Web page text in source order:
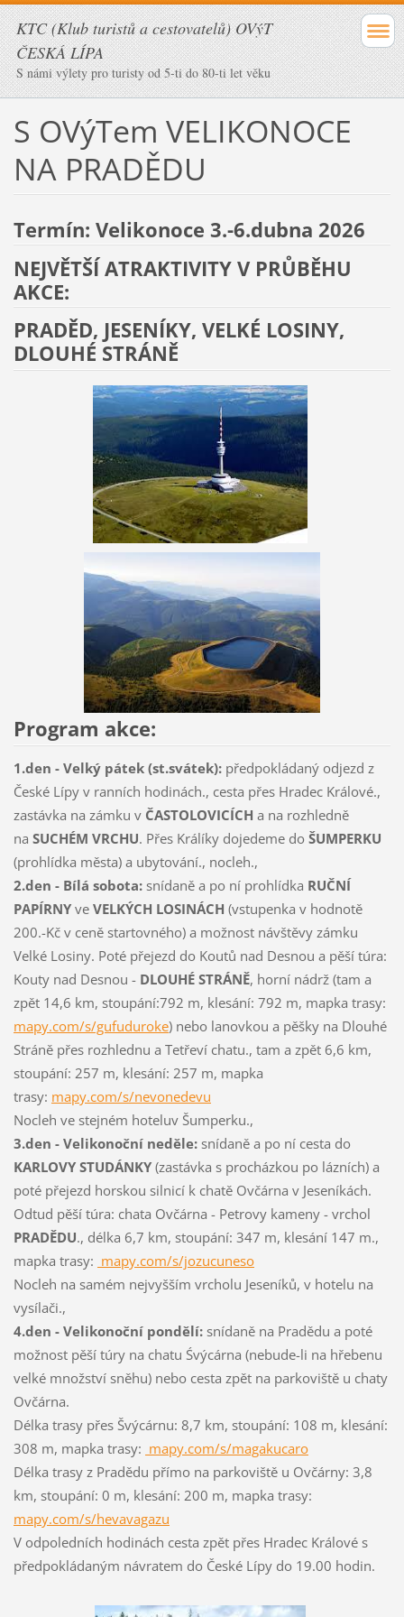
KTC (Klub turistů a cestovatelů) OVýT
ČESKÁ LÍPA
S námi výlety pro turisty od 5-ti do 80-ti let věku
S OVýTem VELIKONOCE
NA PRADĚDU
Termín: Velikonoce 3.-6.dubna 2026
NEJVĚTŠÍ ATRAKTIVITY V PRŮBĚHU
AKCE:
PRADĚD, JESENÍKY, VELKÉ LOSINY,
DLOUHÉ STRÁNĚ
Program akce:
1.den - Velký pátek (st.svátek): předpokládaný odjezd z
České Lípy v ranních hodinách., cesta přes Hradec Králové.,
zastávka na zámku v ČASTOLOVICÍCH a na rozhledně
na SUCHÉM VRCHU. Přes Králíky dojedeme do ŠUMPERKU
(prohlídka města) a ubytování., nocleh.,
2.den - Bílá sobota: snídaně a po ní prohlídka RUČNÍ
PAPÍRNY ve VELKÝCH LOSINÁCH (vstupenka v hodnotě
200.-Kč v ceně startovného) a možnost návštěvy zámku
Velké Losiny. Poté přejezd do Koutů nad Desnou a pěší túra:
Kouty nad Desnou - DLOUHÉ STRÁNĚ, horní nádrž (tam a
zpět 14,6 km, stoupání:792 m, klesání: 792 m, mapka trasy:
mapy.com/s/gufuduroke) nebo lanovkou a pěšky na Dlouhé
Stráně přes rozhlednu a Tetřeví chatu., tam a zpět 6,6 km,
stoupání: 257 m, klesání: 257 m, mapka
trasy: mapy.com/s/nevonedevu
Nocleh ve stejném hoteluv Šumperku.,
3.den - Velikonoční neděle:snídaně a po ní cesta do
KARLOVY STUDÁNKY(zastávka s procházkou po lázních) a
poté přejezd horskou silnicí k chatě Ovčárna v Jeseníkách.
Odtud pěší túra: chata Ovčárna - Petrovy kameny - vrchol
PRADĚDU., délka 6,7 km, stoupání: 347 m, klesání 147 m.,
mapka trasy: mapy.com/s/jozucuneso
Nocleh na samém nejvyšším vrcholu Jeseníků, v hotelu na
vysílači.,
4.den - Velikonoční pondělí:snídaně na Pradědu a poté
možnost pěší túry na chatu Śvýcárna (nebude-li na hřebenu
velké množství sněhu) nebo cesta zpět na parkoviště u chaty
Ovčárna.
Délka trasy přes Švýcárnu: 8,7 km, stoupání: 108 m, klesání:
308 m, mapka trasy: mapy.com/s/magakucaro
Délka trasy z Pradědu přímo na parkoviště u Ovčárny: 3,8
km, stoupání: 0 m, klesání: 200 m, mapka trasy:
mapy.com/s/hevavagazu
V odpoledních hodinách cesta zpět přes Hradec Králové s
předpokládaným návratem do České Lípy do 19.00 hodin.